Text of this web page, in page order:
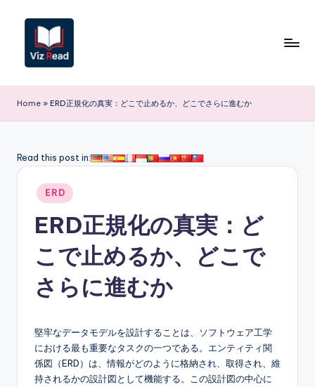
content
iz
R
a
Home » ERD正規化の真実：どこで止めるか、どこでさらに進むか
Read this post in:
Posted
in
ERD
ERD正規化の真実：ど
こで止めるか、どこで
さらに進むか
堅牢なデータモデルを設計することは、ソフトウェア工学
における最も重要なタスクの一つである。エンティティ関
係図（ERD）は、情報がどのように格納され、取得され、維
持されるかの設計図として機能する。この設計図の中心に